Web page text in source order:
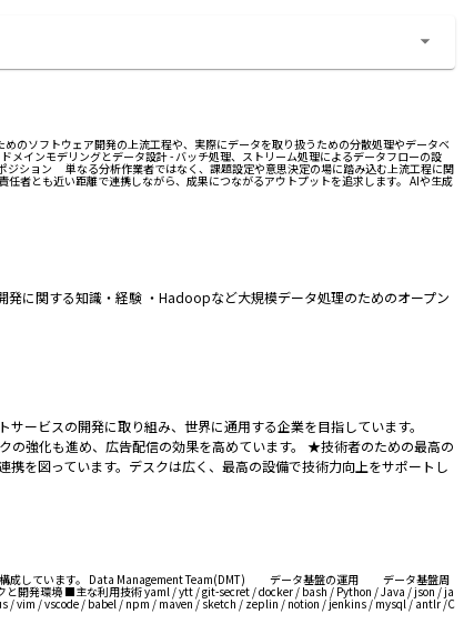
のソフトウェア開発の上流工程や、実際にデータを取り扱うための分散処理やデータベ
インモデリングとデータ設計 - バッチ処理、ストリーム処理によるデータフローの設
ジション 単なる分析作業者ではなく、課題設定や意思決定の場に踏み込む上流工程に関
者とも近い距離で連携しながら、成果につながるアウトプットを追求します。 AIや生成
に関する知識・経験 ・Hadoopなど大規模データ処理のためのオープン
ービスの開発に取り組み、世界に通用する企業を目指しています。
強化も進め、広告配信の効果を高めています。 ★技術者のための最高の
を図っています。デスクは広く、最高の設備で技術力向上をサポートし
ら構成しています。 Data Management Team(DMT) データ基盤の運用 データ基盤周
境 ■主な利用技術 yaml / ytt / git-secret / docker / bash / Python / Java / json / ja
/ vim / vscode / babel / npm / maven / sketch / zeplin / notion / jenkins / mysql / antlr /C